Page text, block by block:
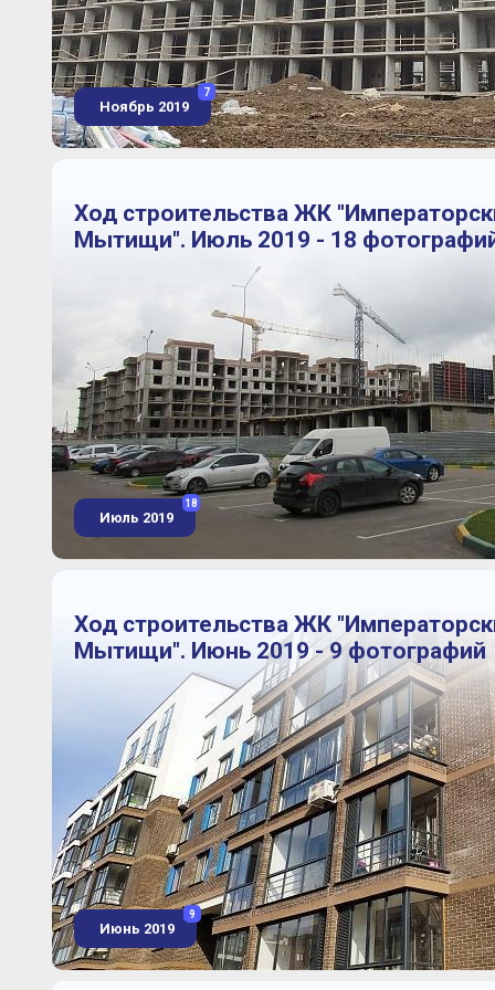
Ноябрь 2019
7
Ход строительства ЖК
Мытищи". Июль 2019 - 18
Июль 2019
18
Ход строительства ЖК
Мытищи". Июнь 2019 - 9 фотографий
Июнь 2019
9